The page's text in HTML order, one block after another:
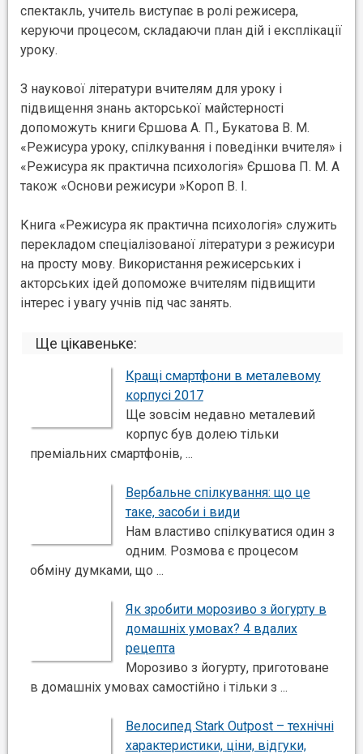
спектакль, учитель виступає в ролі режисера,
керуючи процесом, складаючи план дій і експлікації
уроку.
З наукової літератури вчителям для уроку і
підвищення знань акторської майстерності
допоможуть книги Єршова А. П., Букатова В. М.
«Режисура уроку, спілкування і поведінки вчителя» і
«Режисура як практична психологія» Єршова П. М. А
також «Основи режисури »Короп В. І.
Книга «Режисура як практична психологія» служить
перекладом спеціалізованої літератури з режисури
на просту мову. Використання режисерських і
акторських ідей допоможе вчителям підвищити
інтерес і увагу учнів під час занять.
Ще цікавеньке:
Кращі смартфони в металевому
корпусі 2017
Ще зовсім недавно металевий
корпус був долею тільки
преміальних смартфонів, ...
Вербальне спілкування: що це
таке, засоби і види
Нам властиво спілкуватися один з
одним. Розмова є процесом
обміну думками, що ...
Як зробити морозиво з йогурту в
домашніх умовах? 4 вдалих
рецепта
Морозиво з йогурту, приготоване
в домашніх умовах самостійно і тільки з ...
Велосипед Stark Outpost – технічні
характеристики, ціни, відгуки,